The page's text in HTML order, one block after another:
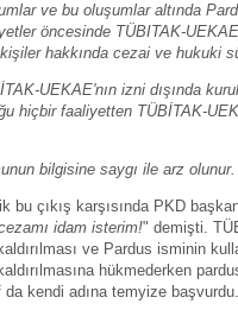
ve bu oluşumlar altında
öncesinde TÜBITAK-
hakkında cezai ve hukuki
UEKAE'nın izni dışında
hiçbir faaliyetten TÜBİTAK-
bilgisine saygı ile arz olunur.
bu çıkış karşısında PKD
idam isterim!" demişti.
ve Pardus isminin
hükmederken
da kendi adına temyize başvurdu.